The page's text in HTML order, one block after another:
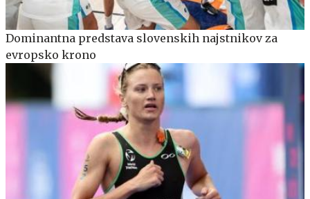
Dominantna predstava slovenskih najstnikov za
evropsko krono